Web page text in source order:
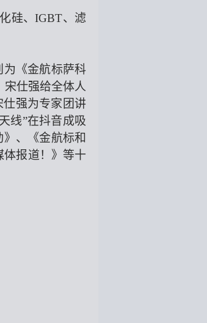
硅、IGBT、滤
为《金航标萨科
仕强给全体人
仕强为专家团讲
线”在抖音成吸
、《金航标和
体报道！》等十